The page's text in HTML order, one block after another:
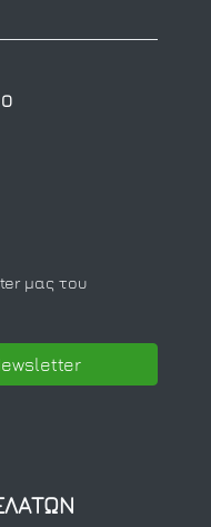
μας του